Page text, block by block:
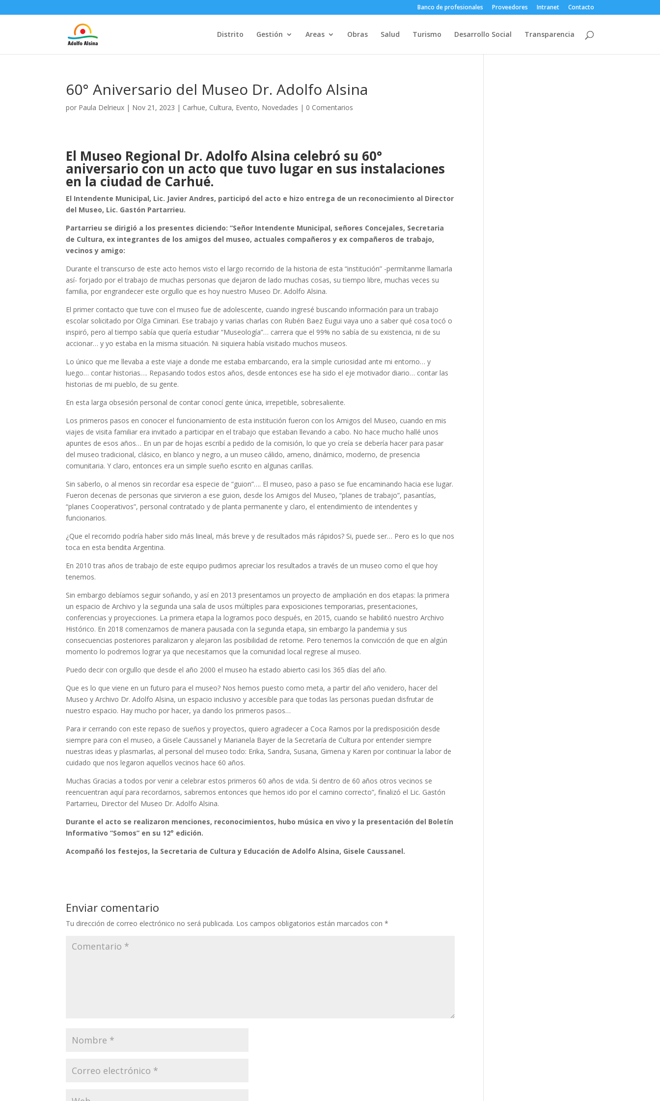
Banco de profesionales Proveedores Intranet Contacto
Distrito Gestión Areas Obras Salud Turismo Desarrollo Social Transparencia
60° Aniversario del Museo Dr. Adolfo Alsina
por Paula Delrieux | Nov 21, 2023 | Carhue, Cultura, Evento, Novedades | 0 Comentarios
El Museo Regional Dr. Adolfo Alsina celebró su 60°
aniversario con un acto que tuvo lugar en sus instalaciones
en la ciudad de Carhué.
El Intendente Municipal, Lic. Javier Andres, participó del acto e hizo entrega de un reconocimiento al Director
del Museo, Lic. Gastón Partarrieu.
Partarrieu se dirigió a los presentes diciendo: “Señor Intendente Municipal, señores Concejales, Secretaria
de Cultura, ex integrantes de los amigos del museo, actuales compañeros y ex compañeros de trabajo,
vecinos y amigo:
Durante el transcurso de este acto hemos visto el largo recorrido de la historia de esta “institución” -permítanme llamarla
así- forjado por el trabajo de muchas personas que dejaron de lado muchas cosas, su tiempo libre, muchas veces su
familia, por engrandecer este orgullo que es hoy nuestro Museo Dr. Adolfo Alsina.
El primer contacto que tuve con el museo fue de adolescente, cuando ingresé buscando información para un trabajo
escolar solicitado por Olga Ciminari. Ese trabajo y varias charlas con Rubén Baez Eugui vaya uno a saber qué cosa tocó o
inspiró, pero al tiempo sabía que quería estudiar “Museología”… carrera que el 99% no sabía de su existencia, ni de su
accionar… y yo estaba en la misma situación. Ni siquiera había visitado muchos museos.
Lo único que me llevaba a este viaje a donde me estaba embarcando, era la simple curiosidad ante mi entorno… y
luego… contar historias…. Repasando todos estos años, desde entonces ese ha sido el eje motivador diario… contar las
historias de mi pueblo, de su gente.
En esta larga obsesión personal de contar conocí gente única, irrepetible, sobresaliente.
Los primeros pasos en conocer el funcionamiento de esta institución fueron con los Amigos del Museo, cuando en mis
viajes de visita familiar era invitado a participar en el trabajo que estaban llevando a cabo. No hace mucho hallé unos
apuntes de esos años… En un par de hojas escribí a pedido de la comisión, lo que yo creía se debería hacer para pasar
del museo tradicional, clásico, en blanco y negro, a un museo cálido, ameno, dinámico, moderno, de presencia
comunitaria. Y claro, entonces era un simple sueño escrito en algunas carillas.
Sin saberlo, o al menos sin recordar esa especie de “guion”…. El museo, paso a paso se fue encaminando hacia ese lugar.
Fueron decenas de personas que sirvieron a ese guion, desde los Amigos del Museo, “planes de trabajo”, pasantías,
“planes Cooperativos”, personal contratado y de planta permanente y claro, el entendimiento de intendentes y
funcionarios.
¿Que el recorrido podría haber sido más lineal, más breve y de resultados más rápidos? Si, puede ser… Pero es lo que nos
toca en esta bendita Argentina.
En 2010 tras años de trabajo de este equipo pudimos apreciar los resultados a través de un museo como el que hoy
tenemos.
Sin embargo debíamos seguir soñando, y así en 2013 presentamos un proyecto de ampliación en dos etapas: la primera
un espacio de Archivo y la segunda una sala de usos múltiples para exposiciones temporarias, presentaciones,
conferencias y proyecciones. La primera etapa la logramos poco después, en 2015, cuando se habilitó nuestro Archivo
Histórico. En 2018 comenzamos de manera pausada con la segunda etapa, sin embargo la pandemia y sus
consecuencias posteriores paralizaron y alejaron las posibilidad de retome. Pero tenemos la convicción de que en algún
momento lo podremos lograr ya que necesitamos que la comunidad local regrese al museo.
Puedo decir con orgullo que desde el año 2000 el museo ha estado abierto casi los 365 días del año.
Que es lo que viene en un futuro para el museo? Nos hemos puesto como meta, a partir del año venidero, hacer del
Museo y Archivo Dr. Adolfo Alsina, un espacio inclusivo y accesible para que todas las personas puedan disfrutar de
nuestro espacio. Hay mucho por hacer, ya dando los primeros pasos…
Para ir cerrando con este repaso de sueños y proyectos, quiero agradecer a Coca Ramos por la predisposición desde
siempre para con el museo, a Gisele Caussanel y Marianela Bayer de la Secretaría de Cultura por entender siempre
nuestras ideas y plasmarlas, al personal del museo todo: Erika, Sandra, Susana, Gimena y Karen por continuar la labor de
cuidado que nos legaron aquellos vecinos hace 60 años.
Muchas Gracias a todos por venir a celebrar estos primeros 60 años de vida. Si dentro de 60 años otros vecinos se
reencuentran aquí para recordarnos, sabremos entonces que hemos ido por el camino correcto”, finalizó el Lic. Gastón
Partarrieu, Director del Museo Dr. Adolfo Alsina.
Durante el acto se realizaron menciones, reconocimientos, hubo música en vivoy la presentación del Boletín
Informativo “Somos” en su 12° edición.
Acompañó los festejos, la Secretaria de Cultura y Educación de Adolfo Alsina, Gisele Caussanel.
Enviar comentario
Tu dirección de correo electrónico no será publicada. Los campos obligatorios están marcados con*